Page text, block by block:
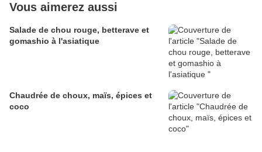
Vous aimerez aussi
Salade de chou rouge, betterave et
gomashio à l'asiatique
Chaudrée de choux, maïs, épices et
coco